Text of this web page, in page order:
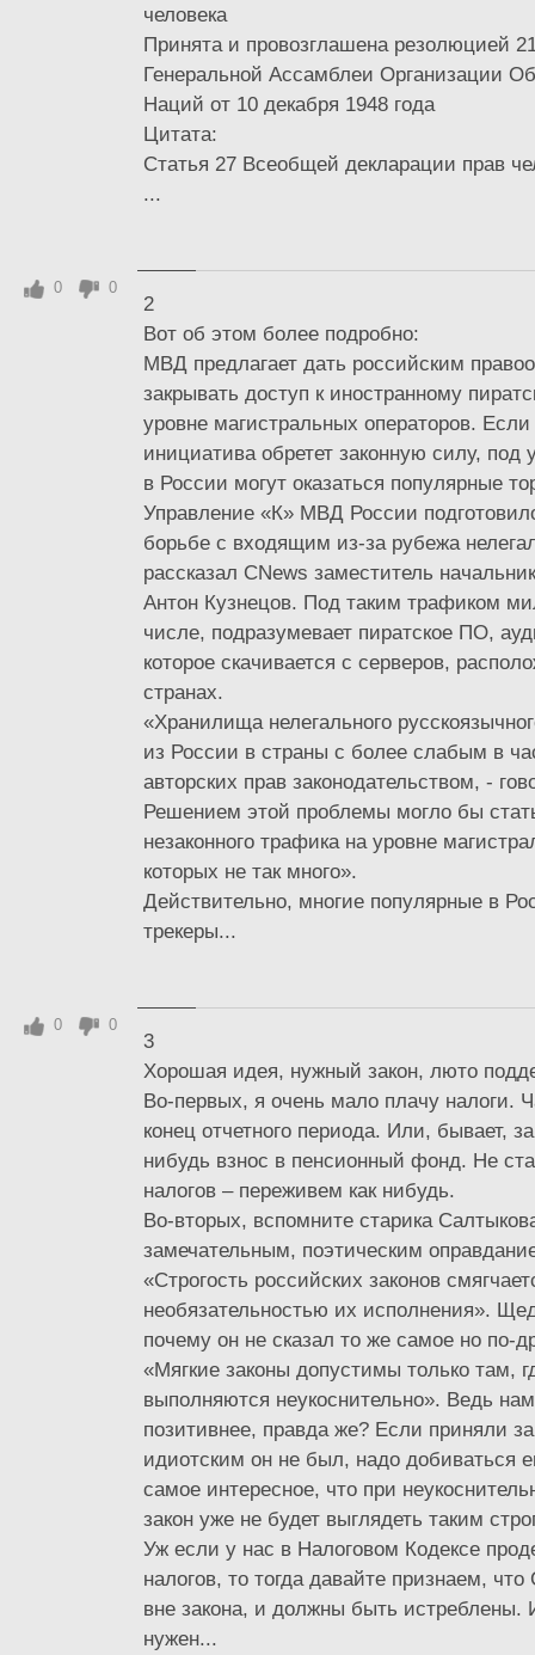
человека
Принята и провозглашена резолюцией
Генеральной Ассамблеи Организации
Наций от 10 декабря 1948 года
Цитата:
Статья 27 Всеобщей декларации прав
...
2
Вот об этом более подробно:
МВД предлагает дать российским
закрывать доступ к иностранному
уровне магистральных операторов.
инициатива обретет законную силу, под
в России могут оказаться популярные
Управление «К» МВД России
борьбе с входящим из-за рубежа
рассказал CNews заместитель
Антон Кузнецов. Под таким трафиком
числе, подразумевает пиратское ПО,
которое скачивается с серверов,
странах.
«Хранилища нелегального
из России в страны с более слабым в
авторских прав законодательством, -
Решением этой проблемы могло бы
незаконного трафика на уровне
которых не так много».
Действительно, многие популярные в
трекеры...
0 0
3
Хорошая идея, нужный закон, люто
Во-первых, я очень мало плачу налоги.
конец отчетного периода. Или, бывает,
нибудь взнос в пенсионный фонд. Не
налогов – переживем как нибудь.
Во-вторых, вспомните старика
замечательным, поэтическим
«Строгость российских законов
необязательностью их исполнения».
почему он не сказал то же самое но по-
«Мягкие законы допустимы только там,
выполняются неукоснительно». Ведь
позитивнее, правда же? Если приняли
идиотским он не был, надо добиваться
самое интересное, что при
закон уже не будет выглядеть таким
Уж если у нас в Налоговом Кодексе
налогов, то тогда давайте признаем,
вне закона, и должны быть истреблены.
нужен...
0 0